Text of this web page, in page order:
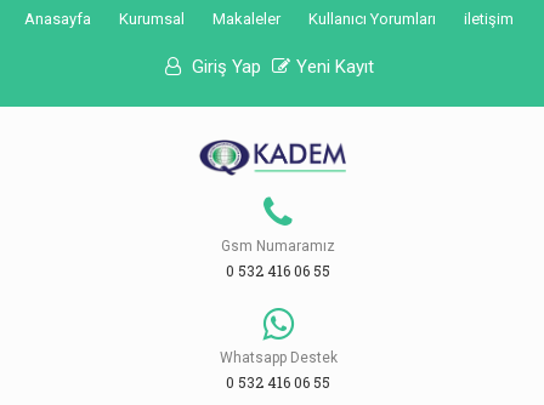
Anasayfa Kurumsal Makaleler Kullanıcı Yorumları iletişim
Giriş Yap Yeni Kayıt
Gsm Numaramız
0 532 416 06 55
Whatsapp Destek
0 532 416 06 55